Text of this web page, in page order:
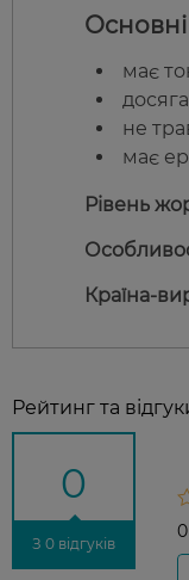
має
не
має
Рівень
Країна-
Рейтинг та
0
З 0 відгуків